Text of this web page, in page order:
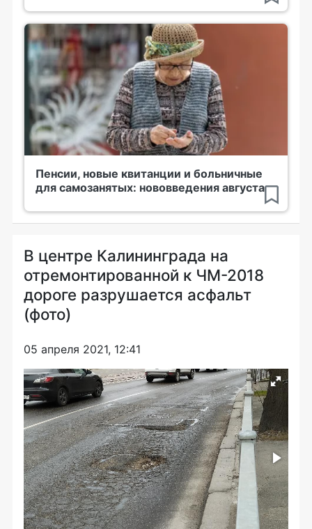
Пенсии, новые квитанции и больничные
для самозанятых: нововведения августа
В центре Калининграда на
отремонтированной к ЧМ-2018
дороге разрушается асфальт
(фото)
05 апреля 2021, 12:41